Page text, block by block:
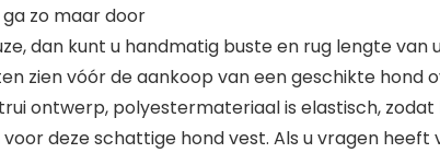
zo maar door
dan kunt u handmatig buste en rug lengte
zien vóór de aankoop van een geschikte hond
ontwerp, polyestermateriaal is elastisch,
deze schattige hond vest. Als u vragen